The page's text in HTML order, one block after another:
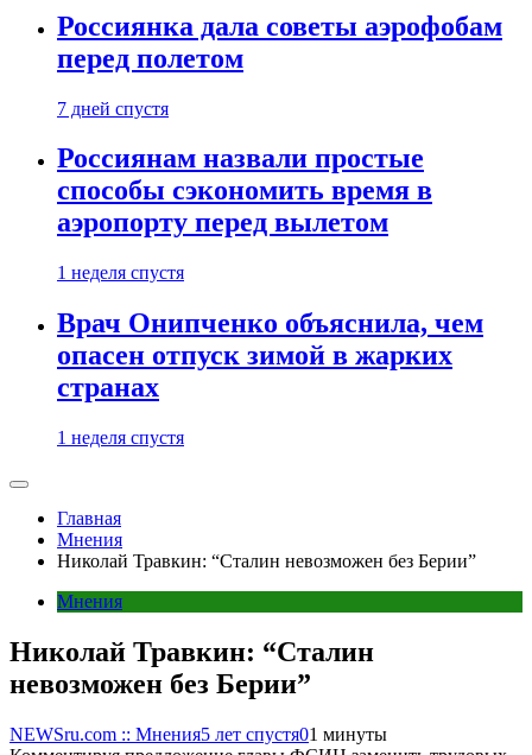
Россиянка дала советы аэрофобам
перед полетом
7 дней спустя
Россиянам назвали простые
способы сэкономить время в
аэропорту перед вылетом
1 неделя спустя
Врач Онипченко объяснила, чем
опасен отпуск зимой в жарких
странах
1 неделя спустя
Главная
Мнения
Николай Травкин: “Сталин невозможен без Берии”
Мнения
Николай Травкин: “Сталин
невозможен без Берии”
NEWSru.com :: Мнения5 лет спустя01 минуты